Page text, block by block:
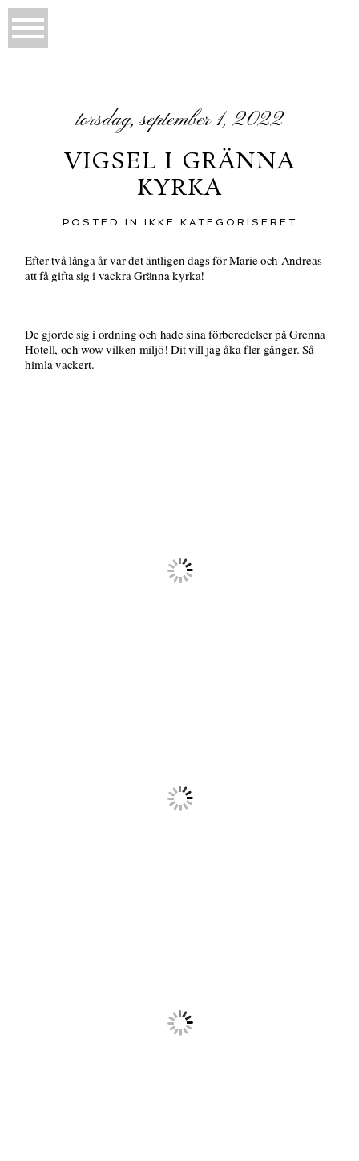
torsdag, september 1, 2022
VIGSEL I GRÄNNA
KYRKA
POSTED IN IKKE KATEGORISERET
Efter två långa år var det äntligen dags för Marie och Andreas
att få gifta sig i vackra Gränna kyrka!
De gjorde sig i ordning och hade sina förberedelser på Grenna
Hotell, och wow vilken miljö! Dit vill jag åka fler gånger. Så
himla vackert.